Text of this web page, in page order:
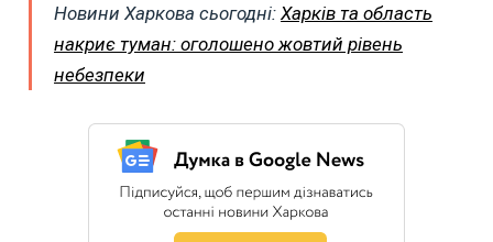
Новини Харкова сьогодні: Харків та область
накриє туман: оголошено жовтий рівень
небезпеки